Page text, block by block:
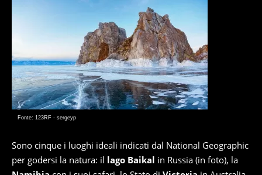
Fonte: 123RF - sergeyp
Sono cinque i luoghi ideali indicati dal National Geographic
per godersi la natura: il lago Baikal in Russia (in foto), la